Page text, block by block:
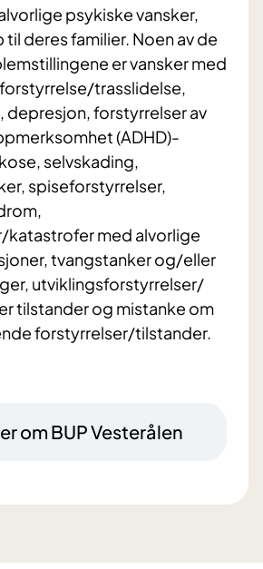
psykiske vansker,
til deres familier. Noen av de
er vansker med
trasslidelse,
depresjon, forstyrrelser av
(ADHD)-
selvskading,
spiseforstyrrelser,
katastrofer med alvorlige
tvangstanker og/eller
utviklingsforstyrrelser/
tilstander og mistanke om
forstyrrelser/tilstander.
om BUP Vesterålen